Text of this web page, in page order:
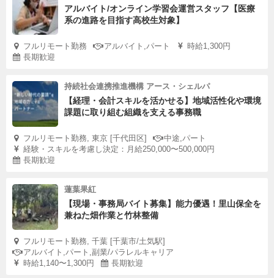
アルバイト/オンライン学習会運営スタッフ【医療
系の進路を目指す高校生対象】
フルリモート勤務 アルバイト,パート
時給1,300円
長期歓迎
持続社会連携推進機構 アース・シェルパ
【経理・会計スキルを活かせる】地域活性化や環境
課題に取り組む組織を支える事務職
フルリモート勤務, 東京 [千代田区]
中途,パート
経験・スキルを考慮し決定：月給250,000〜500,000円
長期歓迎
蓮葉果紅
【現場・事務局バイト募集】能力優遇！里山保全を
兼ねた畑作業と竹林整備
フルリモート勤務, 千葉 [千葉市/土気駅]
アルバイト,パート,副業/パラレルキャリア
時給1,140〜1,300円
長期歓迎